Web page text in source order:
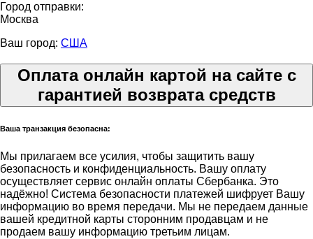
Город отправки:
Москва
Ваш город: США
Оплата онлайн картой на сайте с
гарантией возврата средств
Ваша транзакция безопасна:
Мы прилагаем все усилия, чтобы защитить вашу
безопасность и конфиденциальность. Вашу оплату
осуществляет сервис онлайн оплаты Сбербанка. Это
надёжно! Система безопасности платежей шифрует Вашу
информацию во время передачи. Мы не передаем данные
вашей кредитной карты сторонним продавцам и не
продаем вашу информацию третьим лицам.